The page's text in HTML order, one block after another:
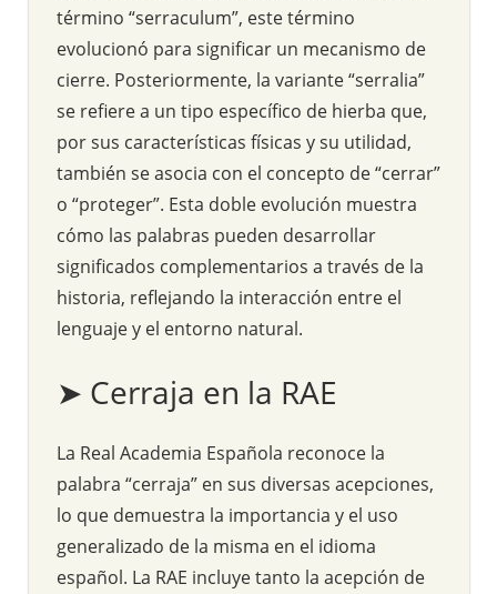
término “serraculum”, este término
evolucionó para significar un mecanismo de
cierre. Posteriormente, la variante “serralia”
se refiere a un tipo específico de hierba que,
por sus características físicas y su utilidad,
también se asocia con el concepto de “cerrar”
o “proteger”. Esta doble evolución muestra
cómo las palabras pueden desarrollar
significados complementarios a través de la
historia, reflejando la interacción entre el
lenguaje y el entorno natural.
➤ Cerraja en la RAE
La Real Academia Española reconoce la
palabra “cerraja” en sus diversas acepciones,
lo que demuestra la importancia y el uso
generalizado de la misma en el idioma
español. La RAE incluye tanto la acepción de